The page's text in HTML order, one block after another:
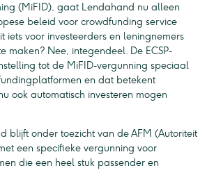
(MiFID), gaat Lendahand nu alleen
beleid voor crowdfunding service
iets voor investeerders en leningnemers
maken? Nee, integendeel. De ECSP-
tot de MiFID-vergunning speciaal
en dat betekent
ook automatisch investeren mogen
blijft onder toezicht van de AFM (Autoriteit
een specifieke vergunning voor
die een heel stuk passender en